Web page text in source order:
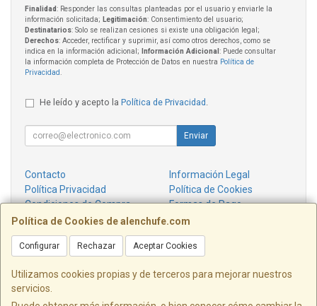
Política de Cookies de alenchufe.com
Configurar Rechazar Aceptar Cookies
Utilizamos cookies propias y de terceros para mejorar nuestros
servicios.
Finalidad: Responder las consultas planteadas por el usuario y enviarle la
información solicitada; Legitimación: Consentimiento del usuario;
Destinatarios: Solo se realizan cesiones si existe una obligación legal;
Derechos: Acceder, rectificar y suprimir, así como otros derechos, como se
indica en la información adicional;
Información Adicional : Puede consultar
la información completa de Protección de Datos en nuestra Política de
Privacidad .
He leído y acepto la Política de Privacidad .
Enviar
Contacto
Información Legal
Política Privacidad
Política de Cookies
Condiciones de Compra
Formas de Pago
¿Quienes Somos?
Contacto
info@alenchufe.com